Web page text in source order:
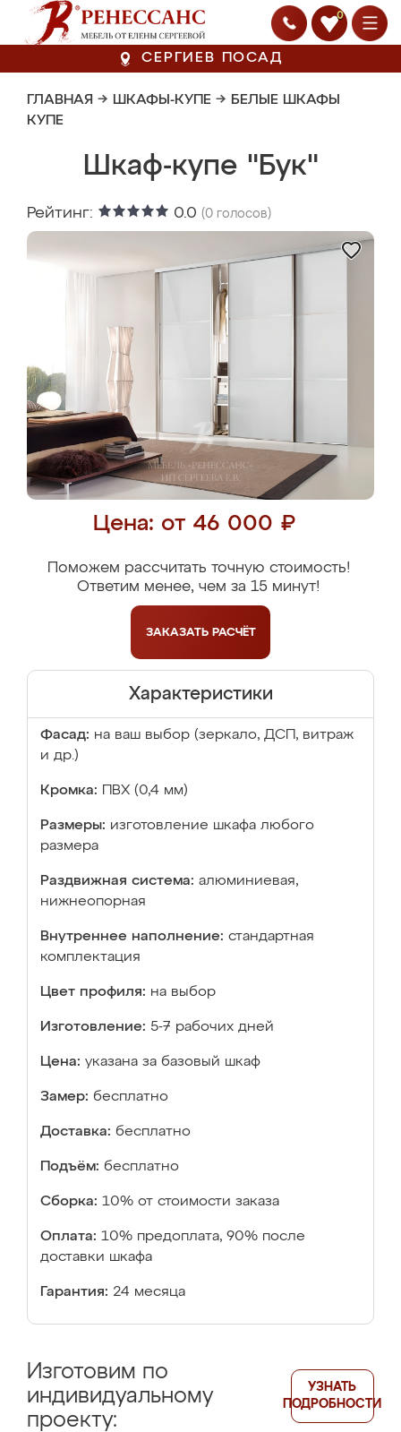
0
СЕРГИЕВ ПОСАД
ГЛАВНАЯ → ШКАФЫ-КУПЕ → БЕЛЫЕ ШКАФЫ
КУПЕ
Шкаф-купе "Бук"
Рейтинг: 0.0 (0 голосов)
Цена: от 46 000 ₽
Поможем рассчитать точную стоимость!
Ответим менее, чем за 15 минут!
ЗАКАЗАТЬ РАСЧЁТ
Характеристики
Фасад: на ваш выбор (зеркало, ДСП, витраж
и др.)
Кромка: ПВХ (0,4 мм)
Размеры: изготовление шкафа любого
размера
Раздвижная система: алюминиевая,
нижнеопорная
Внутреннее наполнение: стандартная
комплектация
Цвет профиля: на выбор
Изготовление: 5-7 рабочих дней
Цена: указана за базовый шкаф
Замер: бесплатно
Доставка: бесплатно
Подъём: бесплатно
Сборка: 10% от стоимости заказа
Оплата: 10% предоплата, 90% после
доставки шкафа
Гарантия: 24 месяца
Изготовим по
индивидуальному
проекту:
УЗНАТЬ
ПОДРОБНОСТИ